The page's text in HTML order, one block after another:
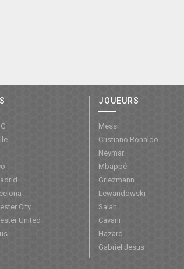
City
United
JOUEURS
Messi
Cristiano Ronaldo
Neymar
Mbappé
Griezmann
Lewandowski
Salah
Cavani
Hazard
Gabriel Jesus